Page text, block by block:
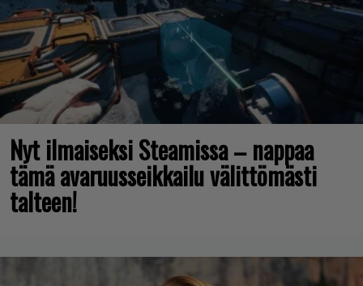
Nyt ilmaiseksi Steamissa – nappaa
tämä avaruusseikkailu välittömästi
talteen!